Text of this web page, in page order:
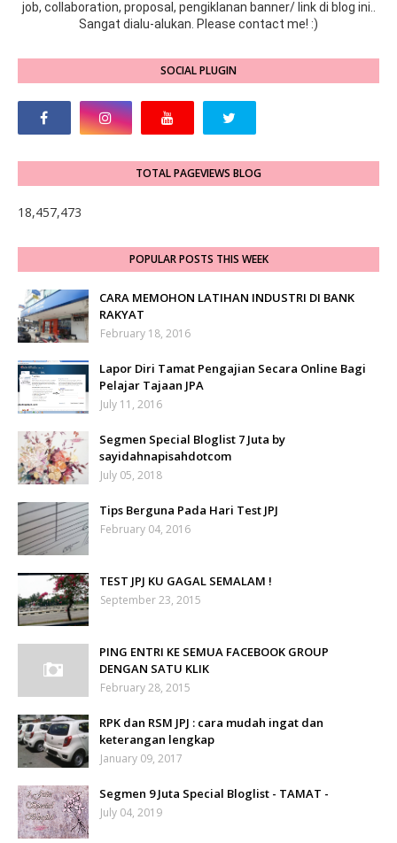
job, collaboration, proposal, pengiklanan banner/ link di blog ini..
Sangat dialu-alukan. Please contact me! :)
SOCIAL PLUGIN
TOTAL PAGEVIEWS BLOG
18,457,473
POPULAR POSTS THIS WEEK
CARA MEMOHON LATIHAN INDUSTRI DI BANK
RAKYAT
February 18, 2016
Lapor Diri Tamat Pengajian Secara Online Bagi
Pelajar Tajaan JPA
July 11, 2016
Segmen Special Bloglist 7 Juta by
sayidahnapisahdotcom
July 05, 2018
Tips Berguna Pada Hari Test JPJ
February 04, 2016
TEST JPJ KU GAGAL SEMALAM !
September 23, 2015
PING ENTRI KE SEMUA FACEBOOK GROUP
DENGAN SATU KLIK
February 28, 2015
RPK dan RSM JPJ : cara mudah ingat dan
keterangan lengkap
January 09, 2017
Segmen 9 Juta Special Bloglist - TAMAT -
July 04, 2019